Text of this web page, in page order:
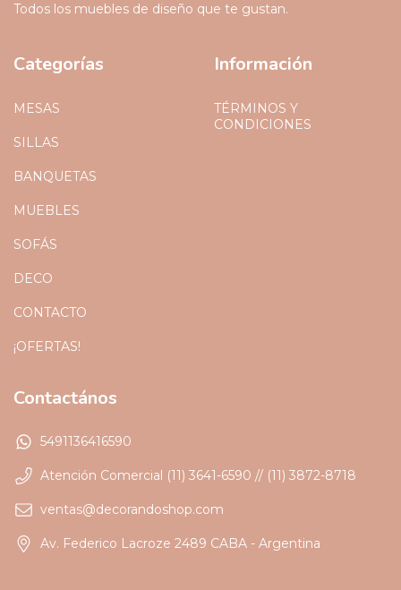
Todos los muebles de diseño que te gustan.
Categorías
MESAS
SILLAS
BANQUETAS
MUEBLES
SOFÁS
DECO
CONTACTO
¡OFERTAS!
Información
TÉRMINOS Y
CONDICIONES
Contactános
5491136416590
Atención Comercial (11) 3641-6590 // (11) 3872-8718
ventas@decorandoshop.com
Av. Federico Lacroze 2489 CABA - Argentina